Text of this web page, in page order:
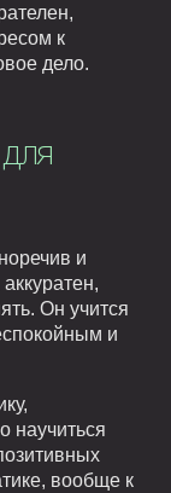
к
дело.
и
Он учится
и
научиться
вообще к